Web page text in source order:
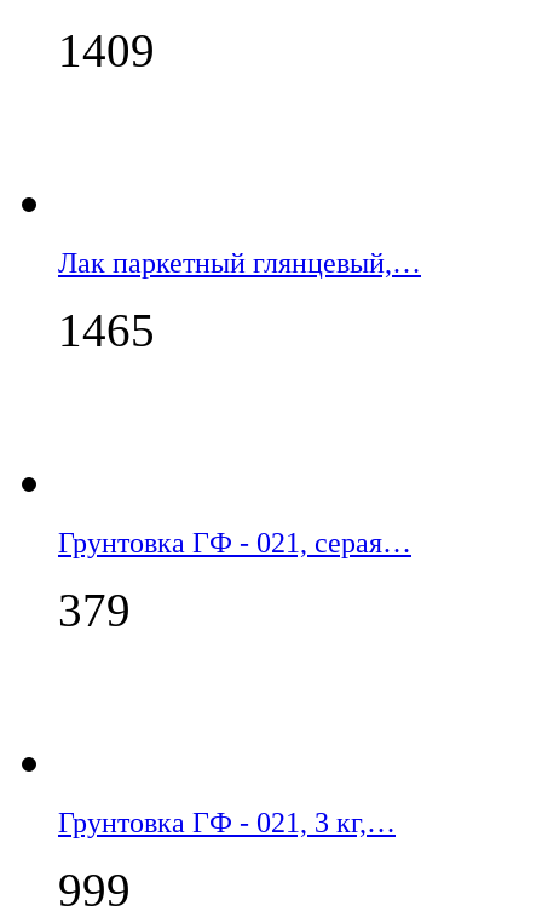
1409
Лак паркетный глянцевый,…
1465
Грунтовка ГФ - 021, серая…
379
Грунтовка ГФ - 021, 3 кг,…
999